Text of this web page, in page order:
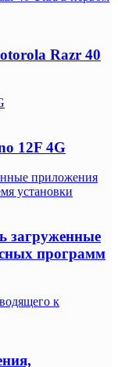
Razr 40
12F 4G
приложения
установки
загруженные
программ
к